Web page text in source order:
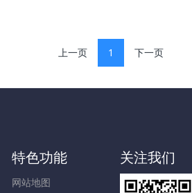
上一页 1 下一页
特色功能
网站地图
关注我们